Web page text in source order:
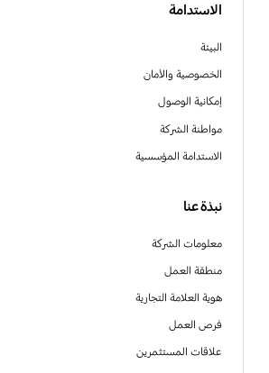
الاستدامة
البيئة
الخصوصية والأمان
إمكانية الوصول
مواطنة الشركة
الاستدامة المؤسسية
نبذة عنا
معلومات الشركة
منطقة العمل
هوية العلامة التجارية
فرص العمل
علاقات المستثمرين